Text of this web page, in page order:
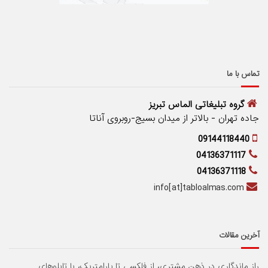
تماس با ما
گروه تبلیغاتی الماس تبریز
جاده تهران - بالاتر از میدان بسیج-روبروی آناتا
09144118440
04136371117
04136371118
info[at]tabloalmas.com
آخرین مقالات